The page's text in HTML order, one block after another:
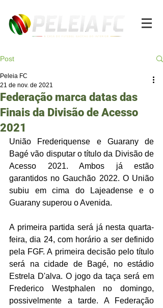
Post
Federação marca datas das
Finais da Divisão de Acesso
2021
Peleia FC
21 de nov. de 2021
União Frederiquense e Guarany de
Bagé vão disputar o título da Divisão de
Acesso 2021. Ambos já estão
garantidos no Gauchão 2022. O União
subiu em cima do Lajeadense e o
Guarany superou o Avenida.
A primeira partida será já nesta quarta-
feira, dia 24, com horário a ser definido
pela FGF. A primeira decisão pelo título
será na cidade de Bagé, no estádio
Estrela D'alva. O jogo da taça será em
Frederico Westphalen no domingo,
possivelmente a tarde. A Federação